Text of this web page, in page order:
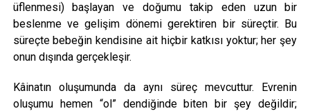
üflenmesi) başlayan ve doğumu takip eden uzun bir
beslenme ve gelişim dönemi gerektiren bir süreçtir. Bu
süreçte bebeğin kendisine ait hiçbir katkısı yoktur; her şey
onun dışında gerçekleşir.
Kâinatın oluşumunda da aynı süreç mevcuttur. Evrenin
oluşumu hemen “ol” dendiğinde biten bir şey değildir;